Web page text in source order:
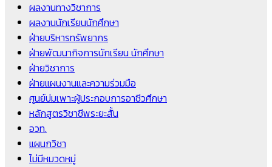
ผลงานทางวิชาการ
ผลงานนักเรียนนักศึกษา
ฝ่ายบริหารทรัพยากร
ฝ่ายพัฒนากิจการนักเรียน นักศึกษา
ฝ่ายวิชาการ
ฝ่ายแผนงานและความร่วมมือ
ศูนย์บ่มเพาะผู้ประกอบการอาชีวศึกษา
หลักสูตรวิชาชีพระยะสั้น
อวท.
แผนกวิชา
ไม่มีหมวดหมู่